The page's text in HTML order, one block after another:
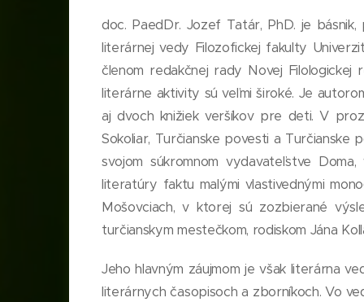
doc. PaedDr. Jozef Tatár, PhD. je
literárnej vedy Filozofickej fakulty
členom redakčnej rady Novej Filologickej
literárne aktivity sú veľmi široké. Je
aj dvoch knižiek veršíkov pre deti. V
Sokoliar, Turčianske povesti a Turčianske
svojom súkromnom vydavateľstve
literatúry faktu malými vlastivednými
Mošovciach, v ktorej sú zozbierané
turčianskym mestečkom, rodiskom Jána
Jeho hlavným záujmom je však literárna
literárnych časopisoch a zborníkoch. Vo